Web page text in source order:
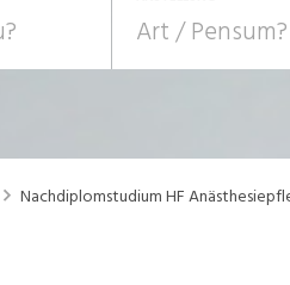
Temporär (befristet)
Human Resources
Nachdiplomstudium HF